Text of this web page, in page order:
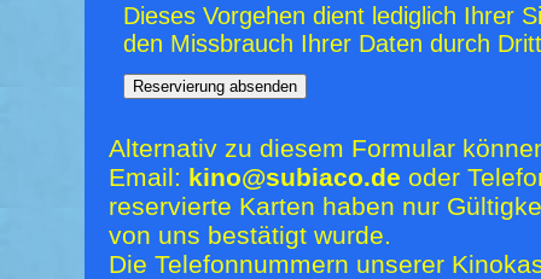
Dieses Vorgehen dient lediglich Ihrer
den Missbrauch Ihrer Daten durch
Alternativ zu diesem Formular
Email: kino@subiaco.de oder
reservierte Karten haben nur
von uns bestätigt wurde.
Die Telefonnummern unserer